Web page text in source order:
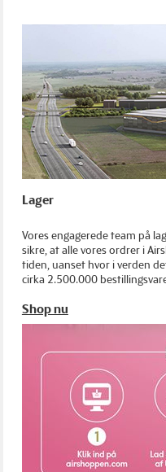
Lager
Vores engagerede team på
sikre, at alle vores ordrer i
tiden, uanset hvor i verden
cirka 2.500.000
Shop nu